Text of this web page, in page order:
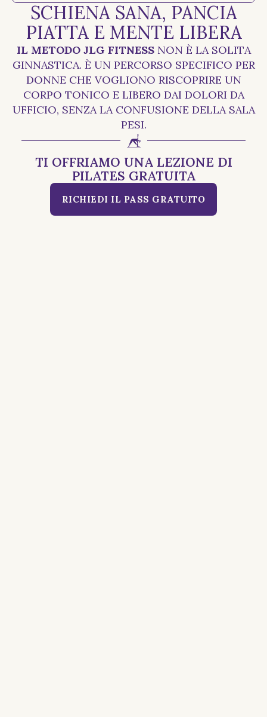
SCHIENA SANA, PANCIA
PIATTA E MENTE LIBERA
IL METODO JLG FITNESSNON È LA SOLITA
GINNASTICA. È UN PERCORSO SPECIFICO PER
DONNE CHE VOGLIONO RISCOPRIRE UN
CORPO TONICO E LIBERO DAI DOLORI DA
UFFICIO, SENZA LA CONFUSIONE DELLA SALA
PESI.
TI OFFRIAMO UNA LEZIONE DI
PILATES GRATUITA
RICHIEDI IL PASS GRATUITO